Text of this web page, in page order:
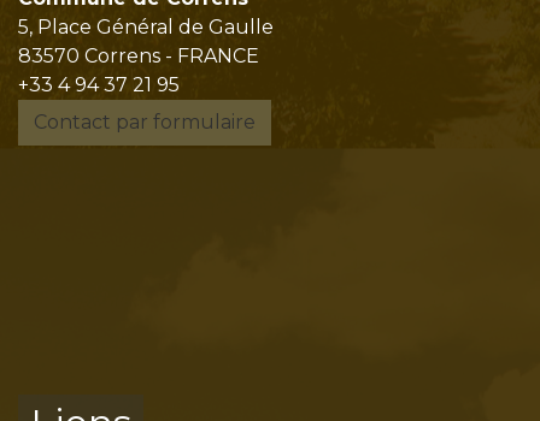
5, Place Général de Gaulle
83570 Correns - FRANCE
+33 4 94 37 21 95
Contact par formulaire